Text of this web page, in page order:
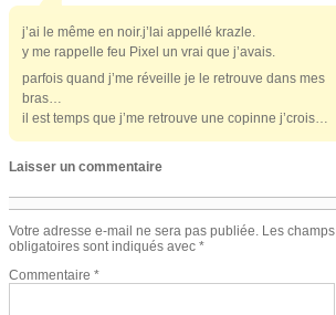
j’ai le même en noir.j’lai appellé krazle.
y me rappelle feu Pixel un vrai que j’avais.
parfois quand j’me réveille je le retrouve dans mes
bras…
il est temps que j’me retrouve une copinne j’crois…
Laisser un commentaire
Votre adresse e-mail ne sera pas publiée. Les champs
obligatoires sont indiqués avec *
Commentaire *